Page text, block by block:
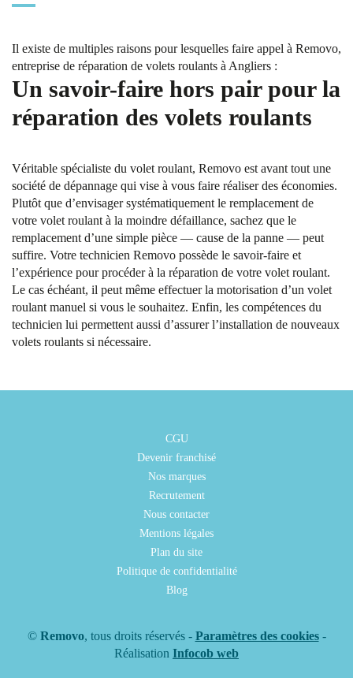
Il existe de multiples raisons pour lesquelles faire appel à Removo,
entreprise de réparation de volets roulants à Angliers :
Un savoir-faire hors pair pour la
réparation des volets roulants
Véritable spécialiste du volet roulant, Removo est avant tout une
société de dépannage qui vise à vous faire réaliser des économies.
Plutôt que d’envisager systématiquement le remplacement de
votre volet roulant à la moindre défaillance, sachez que le
remplacement d’une simple pièce — cause de la panne — peut
suffire. Votre technicien Removo possède le savoir-faire et
l’expérience pour procéder à la réparation de votre volet roulant.
Le cas échéant, il peut même effectuer la motorisation d’un volet
roulant manuel si vous le souhaitez. Enfin, les compétences du
technicien lui permettent aussi d’assurer l’installation de nouveaux
volets roulants si nécessaire.
CGU
Devenir franchisé
Nos marques
Recrutement
Nous contacter
Mentions légales
Plan du site
Politique de confidentialité
Blog
© Removo, tous droits réservés - Paramètres des cookies-
Réalisation Infocob web